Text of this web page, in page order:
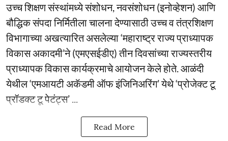
उच्च शिक्षण संस्थांमध्ये संशोधन, नवसंशोधन (इनोव्हेशन) आणि
बौद्धिक संपदा निर्मितीला चालना देण्यासाठी उच्च व तंत्रशिक्षण
विभागाच्या अखत्यारित असलेल्या ‘महाराष्ट्र राज्य प्राध्यापक
विकास अकादमी’ने (एमएसईडीए) तीन दिवसांच्या राज्यस्तरीय
प्राध्यापक विकास कार्यक्रमाचे आयोजन केले होते. आळंदी
येथील ‘एमआयटी अकॅडमी ऑफ इंजिनिअरिंग’ येथे ‘प्रोजेक्ट टू
प्रॉडक्ट टू पेटंट्स’ ...
Read More